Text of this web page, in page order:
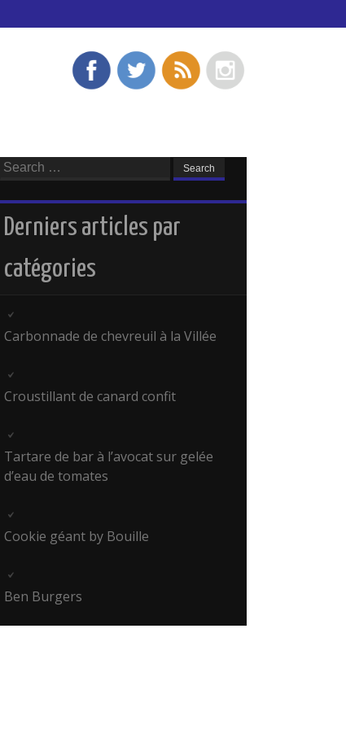
Search
for:
Derniers articles par
catégories
Carbonnade de chevreuil à la Villée
Croustillant de canard confit
Tartare de bar à l’avocat sur gelée
d’eau de tomates
Cookie géant by Bouille
Ben Burgers